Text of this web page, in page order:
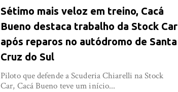
Sétimo mais veloz em treino, Cacá
Bueno destaca trabalho da Stock Car
após reparos no autódromo de Santa
Cruz do Sul
Piloto que defende a Scuderia Chiarelli na Stock
Car, Cacá Bueno teve um início...